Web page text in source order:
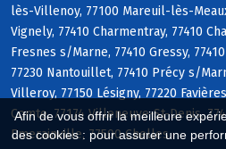
Afin de vous offrir la meilleure
des cookies : pour assurer une
lès-Villenoy, 77100 Mareuil-lès-
Vignely, 77410 Charmentray, 77410
Fresnes s/Marne, 77410 Gressy,
77230 Nantouillet, 77410 Précy s/
Villeroy, 77150 Lésigny, 77220
Comte, 77174 Villeneuve-St-Denis,
Emerainville, 77500 Chelles